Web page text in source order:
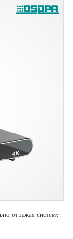
отражая систему